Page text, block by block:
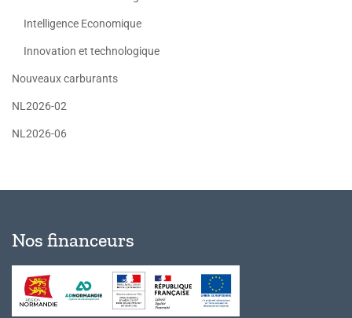
Intelligence Economique
Innovation et technologique
Nouveaux carburants
NL2026-02
NL2026-06
Nos financeurs